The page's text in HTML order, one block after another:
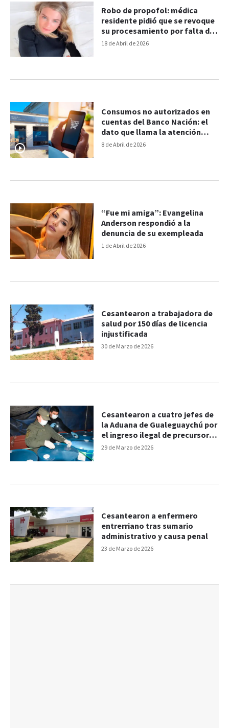
18 de Abril de 2026
Robo de propofol: médica
residente pidió que se revoque
su procesamiento por falta de
pruebas
8 de Abril de 2026
Consumos no autorizados en
cuentas del Banco Nación: el
dato que llama la atención
sobre los damnificados
1 de Abril de 2026
“Fue mi amiga”: Evangelina
Anderson respondió a la
denuncia de su exempleada
30 de Marzo de 2026
Cesantearon a trabajadora de
salud por 150 días de licencia
injustificada
29 de Marzo de 2026
Cesantearon a cuatro jefes de
la Aduana de Gualeguaychú por
el ingreso ilegal de precursores
químicos
23 de Marzo de 2026
Cesantearon a enfermero
entrerriano tras sumario
administrativo y causa penal